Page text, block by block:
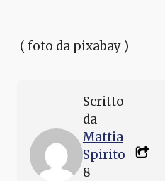
( foto da pixabay )
Scritto
da
Mattia
Spirito
8